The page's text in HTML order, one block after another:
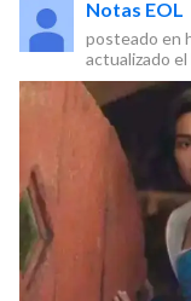
Notas EOL
posteado en
actualizado el